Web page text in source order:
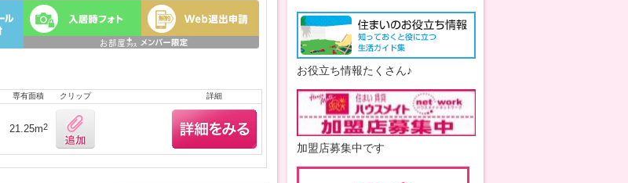
専有面積 クリップ 詳細
21.25m2
お役立ち情報たくさん♪
加盟店募集中です